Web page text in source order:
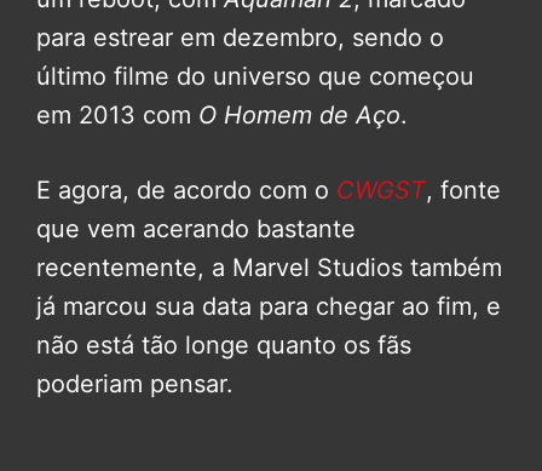
para estrear em dezembro, sendo o
último filme do universo que começou
em 2013 com O Homem de Aço.
E agora, de acordo com o CWGST, fonte
que vem acerando bastante
recentemente, a Marvel Studios também
já marcou sua data para chegar ao fim, e
não está tão longe quanto os fãs
poderiam pensar.